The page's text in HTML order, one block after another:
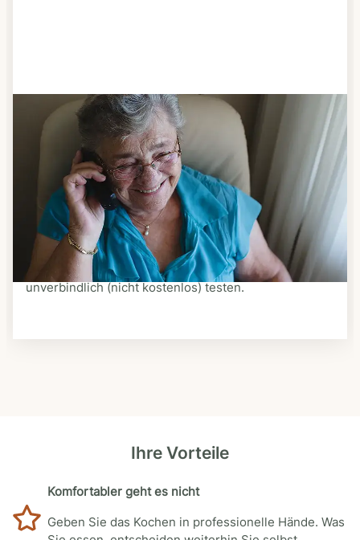
Schritt 3
Bestellen & liefern lassen
Suchen Sie sich aus dem Speiseplan Ihres Anbieters
aus, was Ihnen schmeckt. Bestellen Sie telefonisch,
schriftlich oder im Online-Shop Ihres Anbieters.
Ein Kurier liefert Ihnen das bestellte Essen zum
vereinbarten Zeitpunkt nach Hause. Bei vielen
Anbietern können Sie Essen auf Rädern auch
unverbindlich (nicht kostenlos) testen.
Ihre Vorteile
Komfortabler geht es nicht
Geben Sie das Kochen in professionelle Hände. Was